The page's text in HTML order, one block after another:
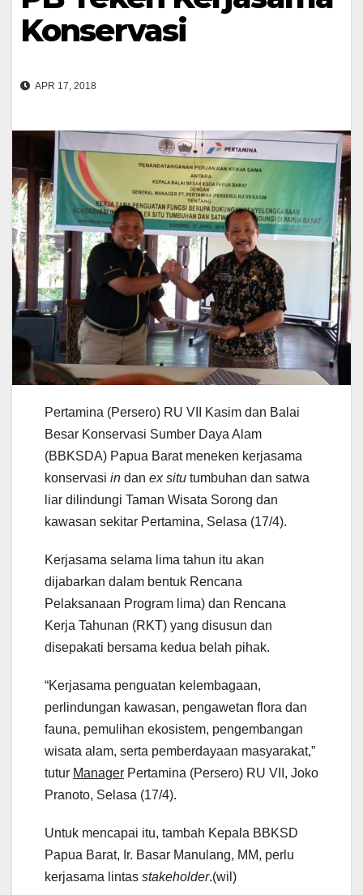
Konservasi
APR 17, 2018
Pertamina (Persero) RU VII Kasim dan Balai
Besar Konservasi Sumber Daya Alam
(BBKSDA) Papua Barat meneken kerjasama
konservasi in dan ex situ tumbuhan dan satwa
liar dilindungi Taman Wisata Sorong dan
kawasan sekitar Pertamina, Selasa (17/4).
Kerjasama selama lima tahun itu akan
dijabarkan dalam bentuk Rencana
Pelaksanaan Program lima) dan Rencana
Kerja Tahunan (RKT) yang disusun dan
disepakati bersama kedua belah pihak.
“Kerjasama penguatan kelembagaan,
perlindungan kawasan, pengawetan flora dan
fauna, pemulihan ekosistem, pengembangan
wisata alam, serta pemberdayaan masyarakat,”
tutur Manager Pertamina (Persero) RU VII, Joko
Pranoto, Selasa (17/4).
Untuk mencapai itu, tambah Kepala BBKSD
Papua Barat, Ir. Basar Manulang, MM, perlu
kerjasama lintas stakeholder.(wil)